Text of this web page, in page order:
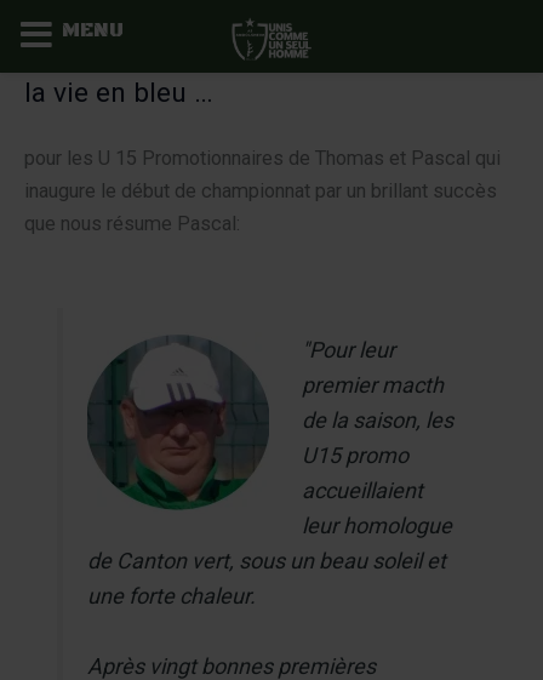
Aller
contenu
la vie en bleu …
pour les U 15 Promotionnaires de Thomas et Pascal qui
inaugure le début de championnat par un brillant succès
que nous résume Pascal:
"Pour leur
premier macth
de la saison, les
U15 promo
accueillaient
leur homologue
de Canton vert, sous un beau soleil et
une forte chaleur.
Après vingt bonnes premières
MENU